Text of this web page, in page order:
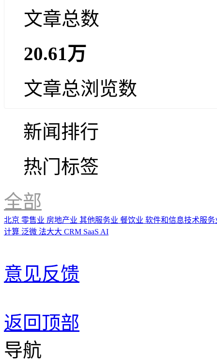
文章总数
20.61万
文章总浏览数
新闻排行
热门标签
全部
北京 零售业 房地产业 其他服务业 餐饮业 软件和信息技术服
计算 泛微 法大大 CRM SaaS AI
意见反馈
返回顶部
导航